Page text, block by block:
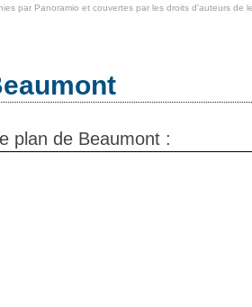
par Panoramio et couvertes par les droits d'auteurs de
plan de Beaumont :